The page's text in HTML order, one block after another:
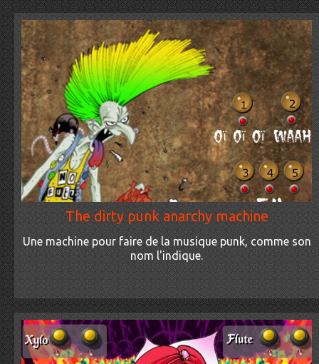
The dirty punk anarchy machine
Une machine pour faire de la musique punk, comme son
nom l'indique.